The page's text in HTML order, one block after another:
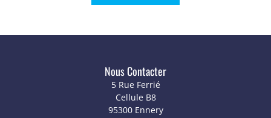
Nous Contacter
5 Rue Ferrié
Cellule B8
95300 Ennery